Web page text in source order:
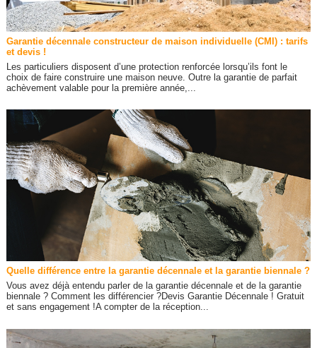
Garantie décennale constructeur de maison individuelle (CMI) : tarifs
et devis !
Les particuliers disposent d’une protection renforcée lorsqu’ils font le
choix de faire construire une maison neuve. Outre la garantie de parfait
achèvement valable pour la première année,...
Quelle différence entre la garantie décennale et la garantie biennale ?
Vous avez déjà entendu parler de la garantie décennale et de la garantie
biennale ? Comment les différencier ?Devis Garantie Décennale ! Gratuit
et sans engagement !A compter de la réception...